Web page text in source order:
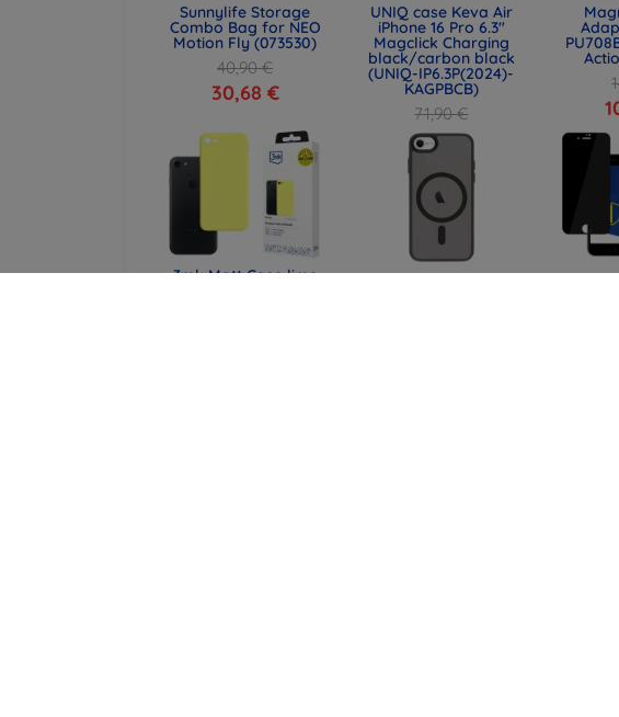
Sunnylife Storage
Combo Bag for NEO
Motion Fly (073530)
40,90 €
30,68 €
UNIQ case Keva Air
iPhone 16 Pro 6.3"
Magclick Charging
black/carbon black
(UNIQ-IP6.3P(2024)-
KAGPBCB)
71,90 €
53,93 €
3mk Matt Case lime